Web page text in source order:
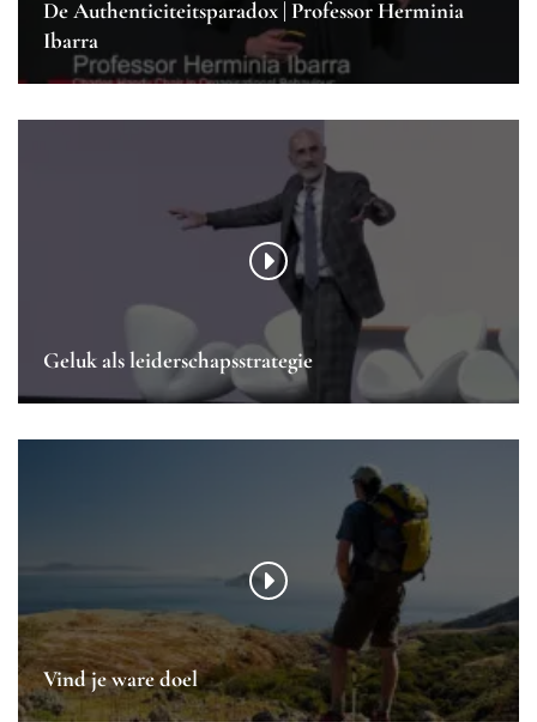
De Authenticiteitsparadox | Professor Herminia
Ibarra
Geluk als leiderschapsstrategie
Vind je ware doel